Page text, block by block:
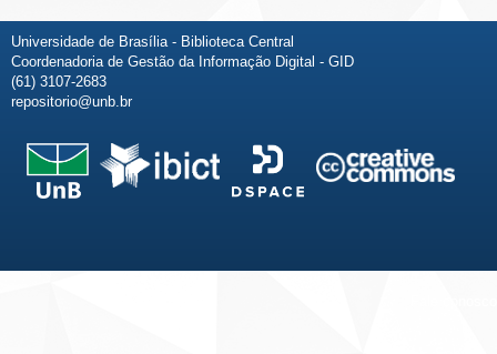
Universidade de Brasília - Biblioteca Central
Coordenadoria de Gestão da Informação Digital - GID
(61) 3107-2683
repositorio@unb.br